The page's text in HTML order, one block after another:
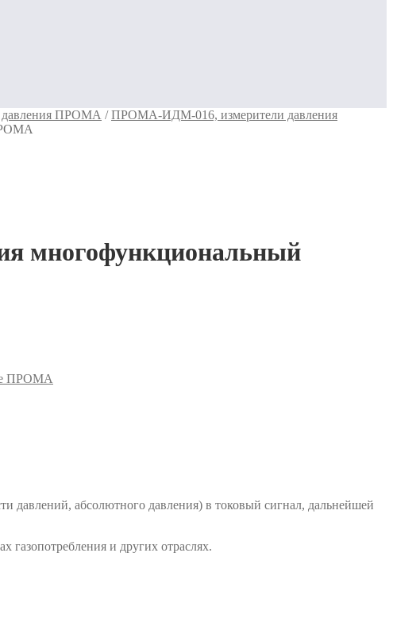
давления ПРОМА /ПРОМА-ИДМ-016, измерители давления
многофункциональный
ПРОМА
давлений, абсолютного давления) в токовый сигнал, дальнейшей
газопотребления и других отраслях.